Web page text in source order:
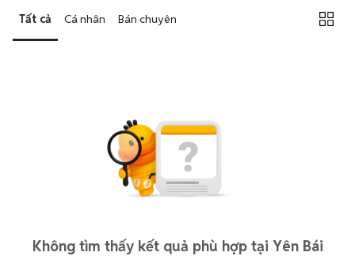
Tất cả Cá nhân Bán chuyên
Không tìm thấy kết quả phù hợp tại Yên Bái